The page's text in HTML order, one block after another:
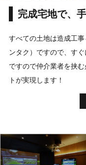
完成宅地で、
すべての土地は造成工
ンタク）ですので、す
ですので仲介業者を挟
トが実現します！